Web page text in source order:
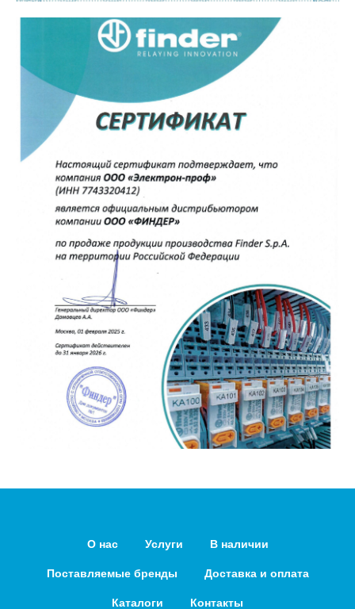
О нас Услуги В наличии
Поставляемые бренды Доставка и оплата
Каталоги Контакты